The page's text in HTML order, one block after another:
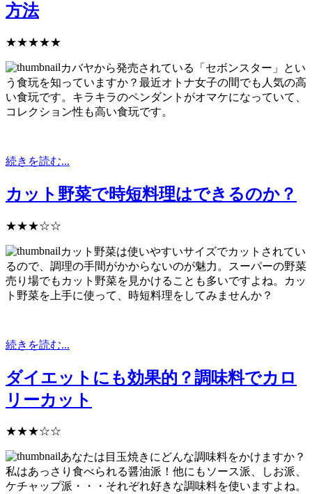
方法
★★★★★
カバヤから発売されている「セボンスター」とい
う食玩を知っていますか？最近オトナ女子の間でも人気の高
い食玩です。キラキラのペンダントがオマケになっていて、
コレクション性も高い食玩です。
続きを読む...
カット野菜で時短料理はできるのか？
★★★☆☆
カット野菜は使いやすいサイズでカットされてい
るので、調理の手間がかからないのが魅力。スーパーの野菜
売り場でもカット野菜を見かけることも多いですよね。カッ
ト野菜を上手に使って、時短料理をしてみませんか？
続きを読む...
ダイエットにも効果的？調味料でカロ
リーカット
★★★☆☆
あなたは目玉焼きにどんな調味料をかけますか？
私はあっさり食べられる醤油派！他にもソース派、しお派、
ケチャップ派・・・それぞれ好きな調味料を使いますよね。